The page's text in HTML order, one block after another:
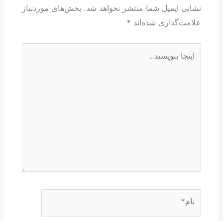
نشانی ایمیل شما منتشر نخواهد شد. بخش‌های موردنیاز
علامت‌گذاری شده‌اند *
اینجا
نام*